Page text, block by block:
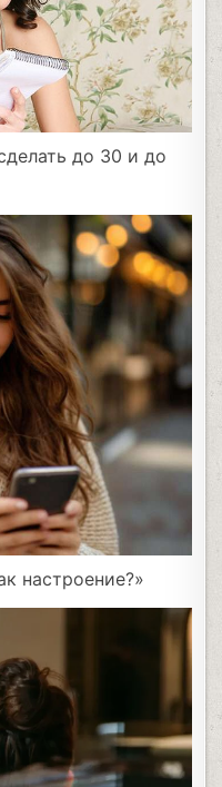
до 30 и до
настроение?»